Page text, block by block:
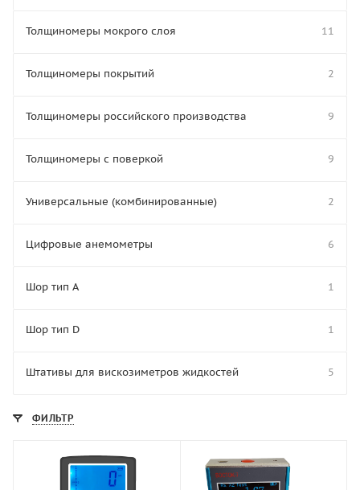
Толщиномеры мокрого слоя 11
Толщиномеры покрытий 2
Толщиномеры российского производства 9
Толщиномеры с поверкой 9
Универсальные (комбинированные) 2
Цифровые анемометры 6
Шор тип A 1
Шор тип D 1
Штативы для вискозиметров жидкостей 5
ФИЛЬТР